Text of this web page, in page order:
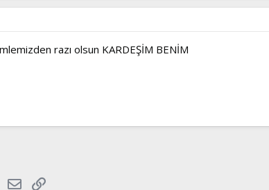
razı olsun KARDEŞİM BENİM
WhatsApp
E-posta